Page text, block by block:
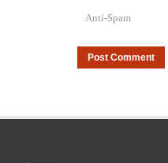
Anti-Spam